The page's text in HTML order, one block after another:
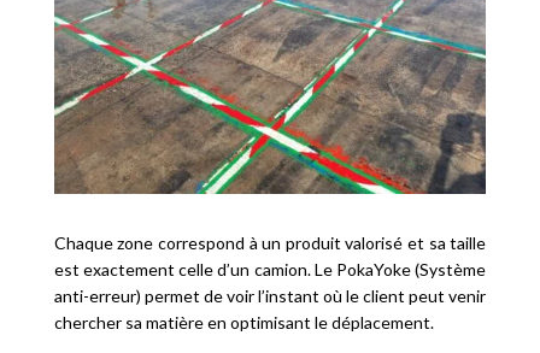
Chaque zone correspond à un produit valorisé et sa taille
est exactement celle d’un camion. Le PokaYoke (Système
anti-erreur) permet de voir l’instant où le client peut venir
chercher sa matière en optimisant le déplacement.